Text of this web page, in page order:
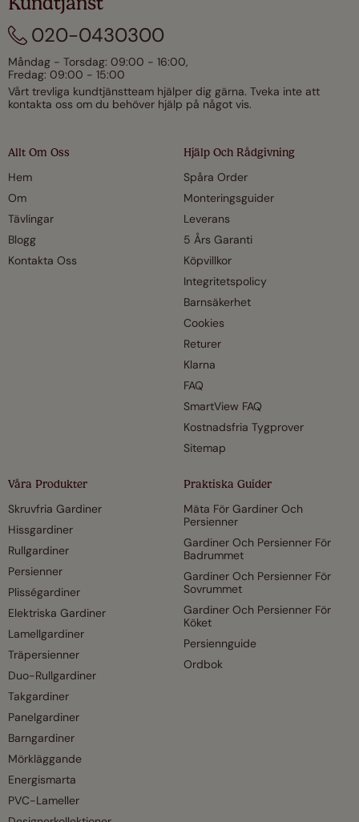
Allt Om Oss
Hem
Om
Tävlingar
Blogg
Kontakta Oss
Hjälp Och Rådgivning
Spåra Order
Monteringsguider
Leverans
5 Års Garanti
Köpvillkor
Integritetspolicy
Barnsäkerhet
Cookies
Returer
Klarna
FAQ
SmartView FAQ
Kostnadsfria Tygprover
Sitemap
Våra Produkter
Skruvfria Gardiner
Hissgardiner
Rullgardiner
Persienner
Plisségardiner
Elektriska Gardiner
Lamellgardiner
Träpersienner
Duo-Rullgardiner
Takgardiner
Panelgardiner
Barngardiner
Mörkläggande
Energismarta
PVC-Lameller
Praktiska Guider
Mäta För Gardiner Och
Persienner
Gardiner Och Persienner För
Badrummet
Gardiner Och Persienner För
Sovrummet
Gardiner Och Persienner För
Köket
Persiennguide
Ordbok
020-0430300
Måndag - Torsdag: 09:00 - 16:00,
Fredag: 09:00 - 15:00
Vårt trevliga kundtjänstteam hjälper dig gärna. Tveka inte att
kontakta oss om du behöver hjälp på något vis.